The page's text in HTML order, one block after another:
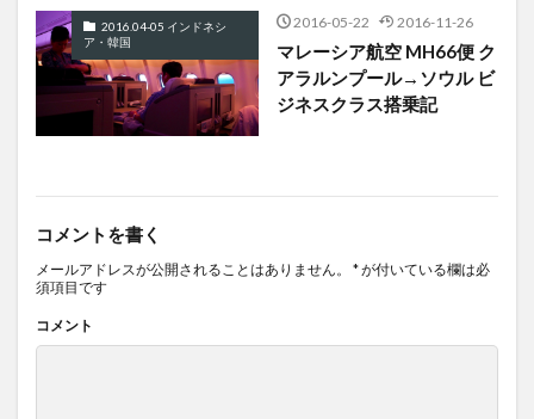
2016.04-05 インドネシ
ア・韓国
2016-05-22 2016-11-26
マレーシア航空 MH66便 ク
アラルンプール→ソウル ビ
ジネスクラス搭乗記
コメントを書く
メールアドレスが公開されることはありません。 *が付いている欄は必
須項目です
コメント